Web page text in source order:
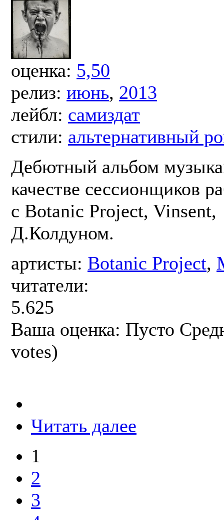
оценка: 5,50
релиз: июнь, 2013
лейбл: самиздат
стили: альтернативный
Дебютный альбом
качестве сессионщиков
с Botanic Project, Vinsent,
Д.Колдуном.
артисты: Botanic Project,
читатели:
5.625
Ваша оценка: Пусто
votes)
Читать далее
1
2
3